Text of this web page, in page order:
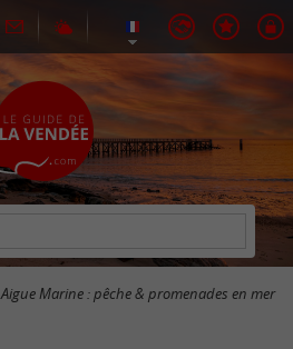
Aigue Marine : pêche & promenades en mer